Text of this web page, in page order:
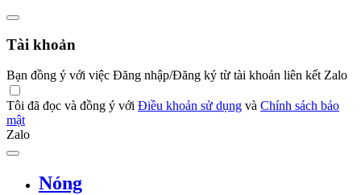
Tài khoản
Bạn đồng ý với việc Đăng nhập/Đăng ký từ tài khoản liên kết Zalo
Tôi đã đọc và đồng ý với Điều khoản sử dụng và Chính sách bảo
mật
Zalo
Nóng